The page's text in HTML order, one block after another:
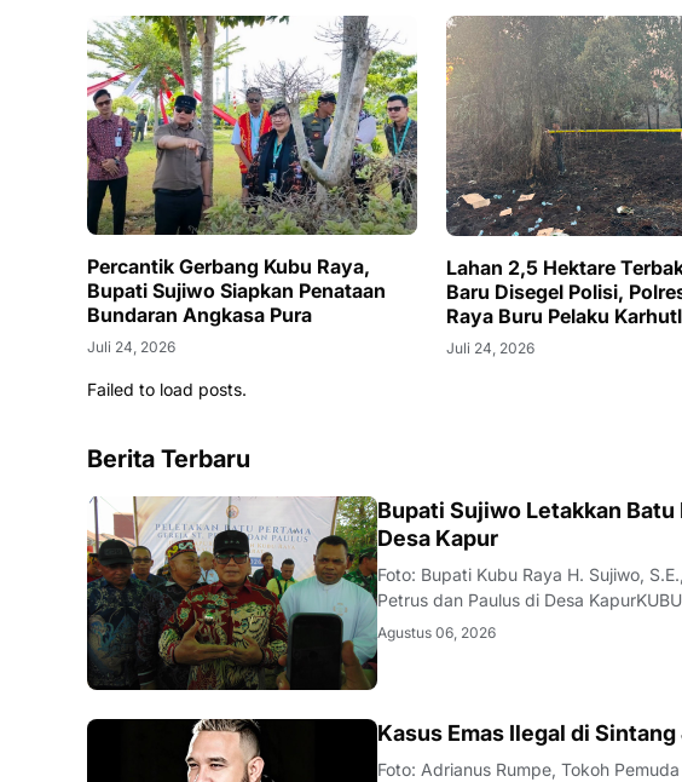
Percantik Gerbang Kubu Raya,
Bupati Sujiwo Siapkan Penataan
Bundaran Angkasa Pura
Juli 24, 2026
Lahan 2,5 Hektare
Baru Disegel Polisi,
Raya Buru Pelaku
Juli 24, 2026
Failed to load posts.
Berita Terbaru
DAERAH
Bupati Sujiwo Letakkan
Desa Kapur
Foto: Bupati Kubu Raya H. Sujiwo,
Petrus dan Paulus di Desa
melakukan peletakan batu pertama
Agustus 06, 2026
Kasus Emas Ilegal di
Foto: Adrianus Rumpe, Tokoh